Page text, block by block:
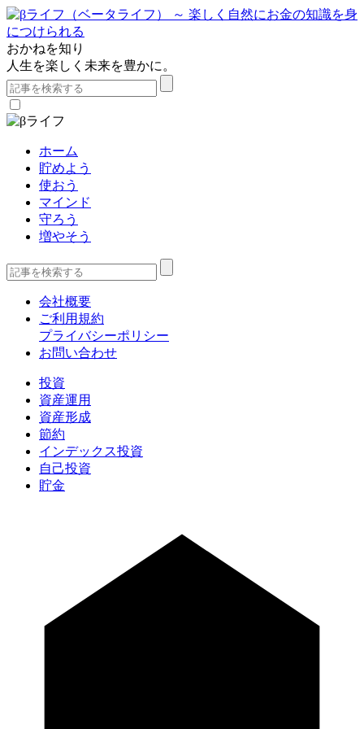
おかねを知り
人生を楽しく未来を豊かに。
ホーム
貯めよう
使おう
マインド
守ろう
増やそう
会社概要
ご利用規約
プライバシーポリシー
お問い合わせ
投資
資産運用
資産形成
節約
インデックス投資
自己投資
貯金